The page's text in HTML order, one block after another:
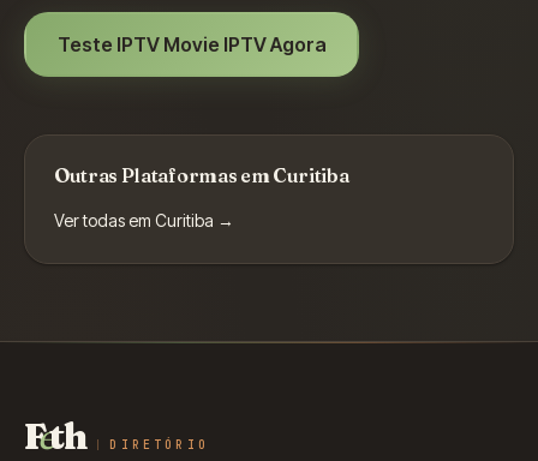
Teste IPTV Movie IPTVAgora
Outras Plataformas emCuritiba
Ver todas em Curitiba →
Feth DIRETÓRIO